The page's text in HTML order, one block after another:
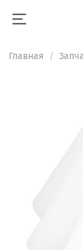
Главная